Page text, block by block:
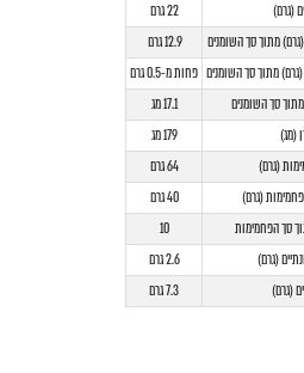
(גרם)
22 גרם
מתוך סך השומנים
12.9 גרם
מתוך סך השומנים פחות מ-0.5 גרם
סך השומנים
17.1 מג
(מג)
179 מג
(גרם)
64 גרם
(גרם)
40 גרם
סך הפחמימות
10
(גרם)
2.6 גרם
(גרם)
7.3 גרם